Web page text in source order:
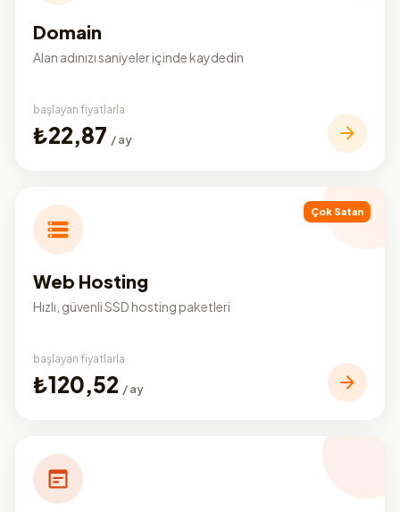
Domain
Alan adınızı saniyeler içinde kaydedin
başlayan fiyatlarla
₺22,87 / ay
Çok Satan
Web Hosting
Hızlı, güvenli SSD hosting paketleri
başlayan fiyatlarla
₺120,52 / ay